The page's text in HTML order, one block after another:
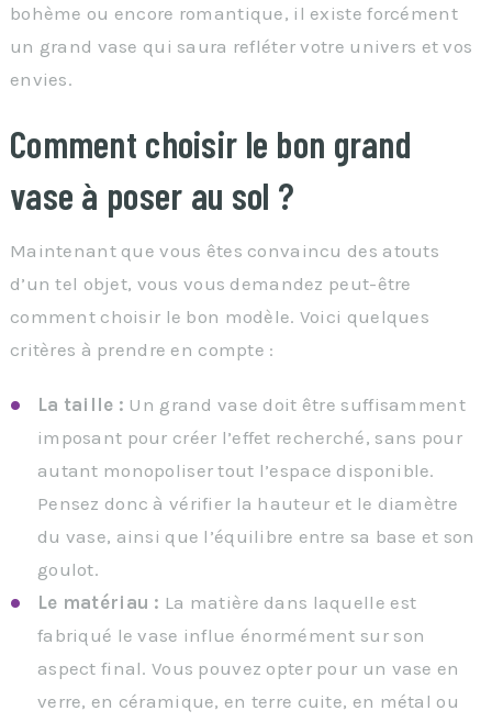
bohème ou encore romantique, il existe forcément
un grand vase qui saura refléter votre univers et vos
envies.
Comment choisir le bon grand
vase à poser au sol ?
Maintenant que vous êtes convaincu des atouts
d’un tel objet, vous vous demandez peut-être
comment choisir le bon modèle. Voici quelques
critères à prendre en compte :
La taille : Un grand vase doit être suffisamment
imposant pour créer l’effet recherché, sans pour
autant monopoliser tout l’espace disponible.
Pensez donc à vérifier la hauteur et le diamètre
du vase, ainsi que l’équilibre entre sa base et son
goulot.
Le matériau : La matière dans laquelle est
fabriqué le vase influe énormément sur son
aspect final. Vous pouvez opter pour un vase en
verre, en céramique, en terre cuite, en métal ou